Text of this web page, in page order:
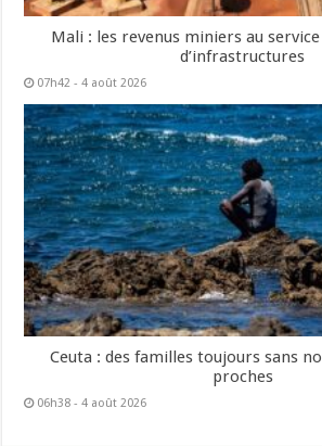
Mali : les revenus miniers au service
d’infrastructures
07h42 - 4 août 2026
Ceuta : des familles toujours sans
proches
06h38 - 4 août 2026